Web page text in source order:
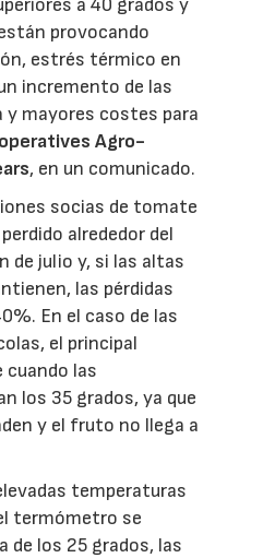
a 40 grados y
provocando
estrés térmico en
incremento de las
y mayores costes para
Agro-
, en un comunicado.
socias de tomate
alrededor del
de julio y, si las altas
las pérdidas
En el caso de las
el principal
cuando las
los 35 grados, ya que
y el fruto no llega a
temperaturas
termómetro se
de los 25 grados, las